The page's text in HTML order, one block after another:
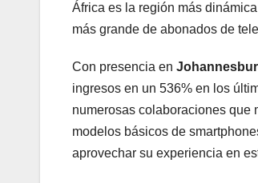
África es la región más
más grande de abonados de
Con presencia en
ingresos en un 536% en los
numerosas colaboraciones que
modelos básicos de
aprovechar su experiencia en